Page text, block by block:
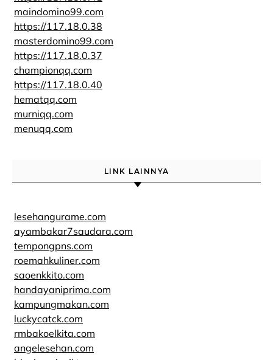
maindomino99.com
https://117.18.0.38
masterdomino99.com
https://117.18.0.37
championqq.com
https://117.18.0.40
hematqq.com
murniqq.com
menuqq.com
LINK LAINNYA
lesehangurame.com
ayambakar7saudara.com
tempongpns.com
roemahkuliner.com
saoenkkito.com
handayaniprima.com
kampungmakan.com
luckycatck.com
rmbakoelkita.com
angelesehan.com